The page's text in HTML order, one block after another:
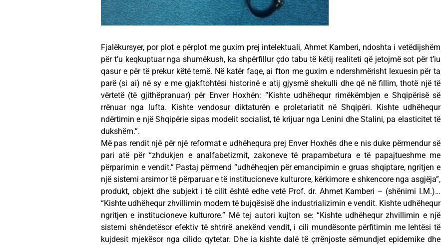
Fjalëkursyer, por plot e përplot me guxim prej intelektuali, Ahmet Kamberi, ndoshta i vetëdijshëm
për t’u keqkuptuar nga shumëkush, ka shpërfillur çdo tabu të këtij realiteti që jetojmë sot për t’iu
qasur e për të prekur këtë temë. Në katër faqe, ai fton me guxim e ndershmërisht lexuesin për ta
parë (si ai) në sy e me gjakftohtësi historinë e atij gjysmë shekulli dhe që në fillim, thotë një të
vërtetë (të gjithëpranuar) për Enver Hoxhën: “Kishte udhëhequr rimëkëmbjen e Shqipërisë së
rrënuar nga lufta. Kishte vendosur diktaturën e proletariatit në Shqipëri. Kishte udhëhequr
ndërtimin e një Shqipërie sipas modelit socialist, të krijuar nga Lenini dhe Stalini, pa elasticitet të
dukshëm.”.
Më pas rendit një për një reformat e udhëhequra prej Enver Hoxhës dhe e nis duke përmendur së
pari atë për “zhdukjen e analfabetizmit, zakoneve të prapambetura e të papajtueshme me
përparimin e vendit.” Pastaj përmend “udhëheqjen për emancipimin e gruas shqiptare, ngritjen e
një sistemi arsimor të përparuar e të institucioneve kulturore, kërkimore e shkencore nga asgjëja”,
produkt, objekt dhe subjekt i të cilit është edhe vetë Prof. dr. Ahmet Kamberi – (shënimi I.M.)…
“Kishte udhëhequr zhvillimin modern të bujqësisë dhe industrializimin e vendit. Kishte udhëhequr
ngritjen e institucioneve kulturore.” Më tej autori kujton se: “Kishte udhëhequr zhvillimin e një
sistemi shëndetësor efektiv të shtrirë anekënd vendit, i cili mundësonte përfitimin me lehtësi të
kujdesit mjekësor nga cilido qytetar. Dhe ia kishte dalë të çrrënjoste sëmundjet epidemike dhe